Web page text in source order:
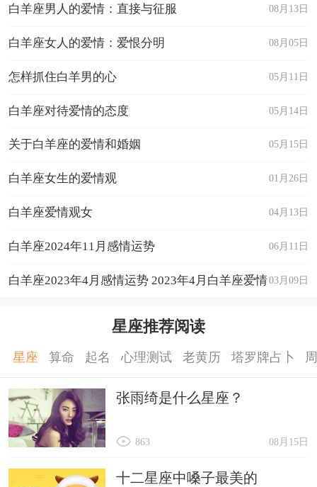
08月13日
白羊座男人的爱情：直接与征服
08月05日
白羊座女人的爱情：爱恨分明
05月11日
怎样抓住白羊男的心
05月14日
白羊座对待爱情的态度
05月15日
关于白羊座的爱情和婚姻
01月26日
白羊座女生的爱情观
04月13日
白羊座爱情观女
06月11日
白羊座2024年11月感情运势
03月09日
白羊座2023年4月感情运势 2023年4月白羊座爱情
星座推荐阅读
星座 算命 起名 心理测试 老黄历 塔罗牌占卜
张雨绮是什么星座？
08月15日
863
十二星座中嗓子最美的